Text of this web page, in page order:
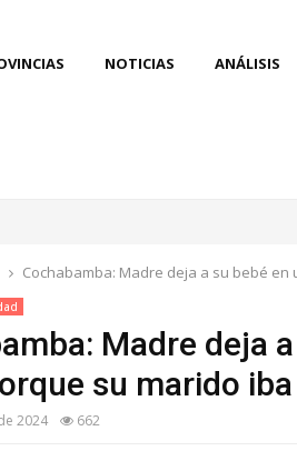
NOTICIAS ANÁLISIS
Cochabamba: Madre deja a su bebé
Madre deja
su marido iba
2024 662